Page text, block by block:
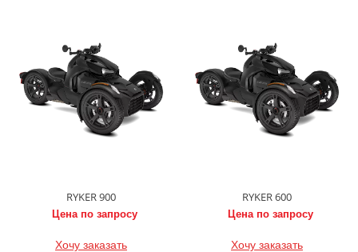
RYKER 900
Цена по запросу
Хочу заказать
RYKER 600
Цена по запросу
Хочу заказать